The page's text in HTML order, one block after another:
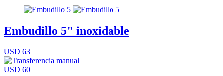
Embudillo 5" inoxidable
USD 63
USD 60